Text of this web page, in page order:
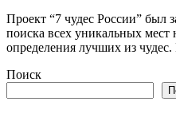
Проект “7 чудес России” был
поиска всех уникальных мест
определения лучших из
Поиск